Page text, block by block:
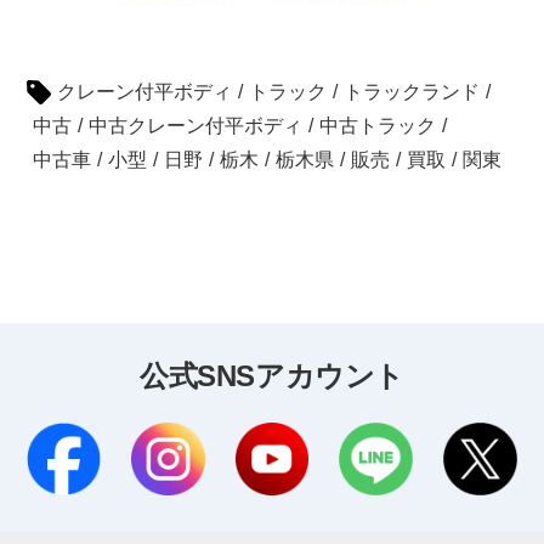
クレーン付平ボディ / トラック / トラックランド /
中古 / 中古クレーン付平ボディ / 中古トラック /
中古車 / 小型 / 日野 / 栃木 / 栃木県 / 販売 / 買取 / 関東
公式SNSアカウント